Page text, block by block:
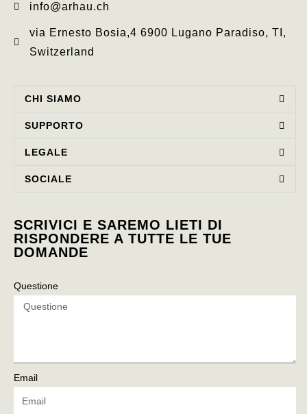
info@arhau.ch
via Ernesto Bosia,4 6900 Lugano Paradiso, TI,
Switzerland
CHI SIAMO​
SUPPORTO
LEGALE
SOCIALE
SCRIVICI E SAREMO LIETI DI
RISPONDERE A TUTTE LE TUE
DOMANDE
Questione
Email